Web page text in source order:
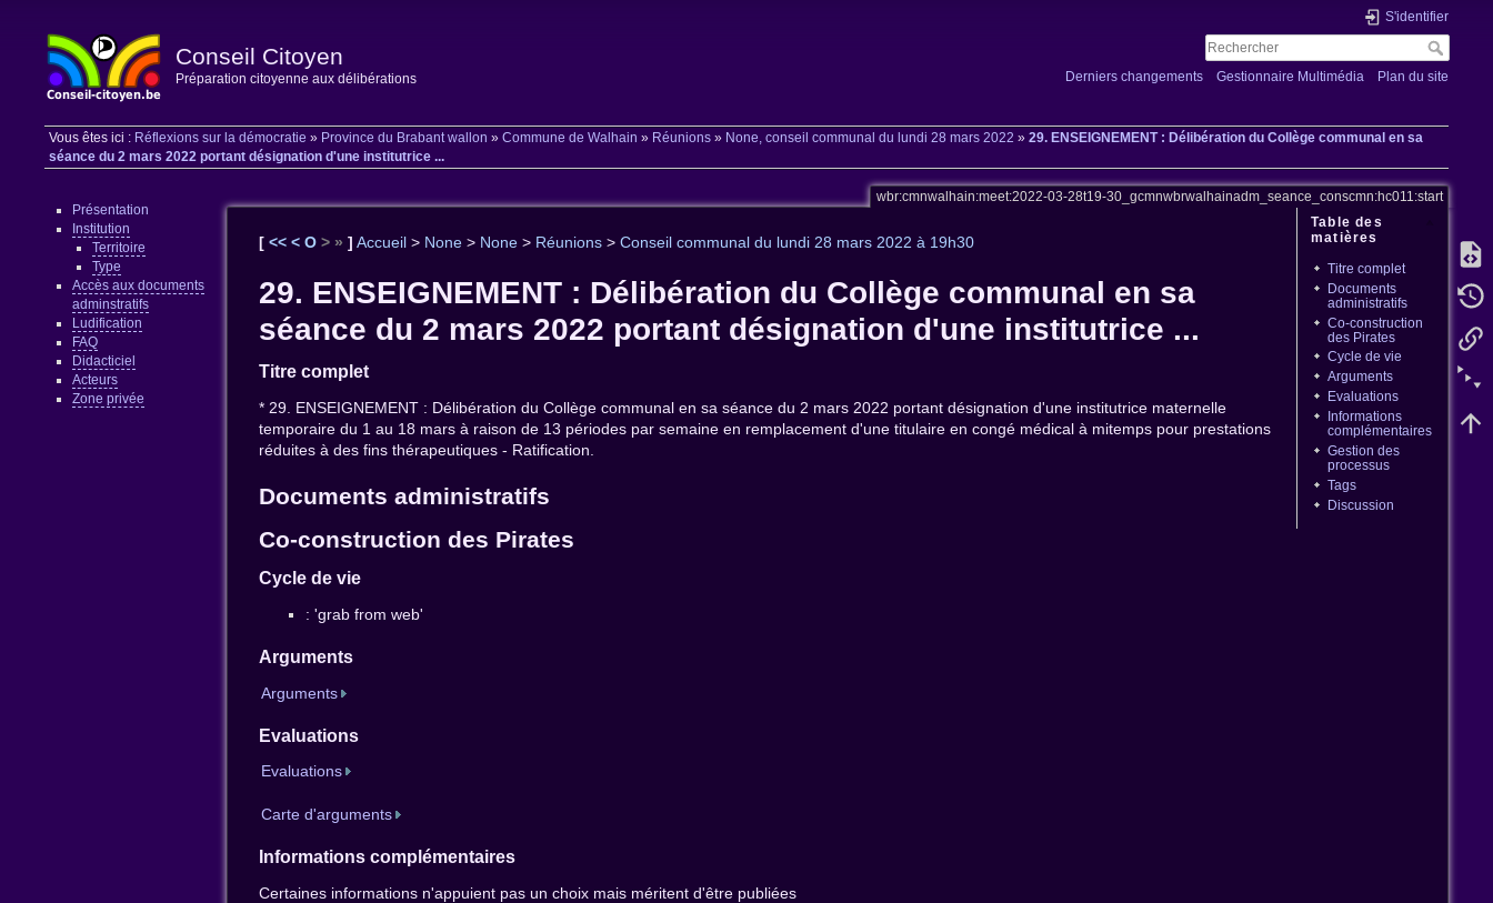
Conseil Citoyen
Préparation citoyenne aux délibérations
S'identifier
Derniers changements Gestionnaire Multimédia Plan du site
Vous êtes ici : Réflexions sur la démocratie » Province du Brabant wallon »Commune de Walhain » Réunions » None, conseil communal du lundi 28 mars 2022 »29. ENSEIGNEMENT : Délibération du Collège communal en sa
séance du 2 mars 2022 portant désignation d'une institutrice ...
Présentation
Institution
Territoire
Type
Accès aux documents
adminstratifs
Ludification
FAQ
Didacticiel
Acteurs
Zone privée
wbr:cmnwalhain:meet:2022-03-28t19-30_gcmnwbrwalhainadm_seance_conscmn:hc011:start
Table des
matières
Titre complet
Documents
administratifs
Co-construction
des Pirates
Cycle de vie
Arguments
Evaluations
Informations
complémentaires
Gestion des
processus
Tags
Discussion
[<<<O> »] Accueil > None > None > Réunions >Conseil communal du lundi 28 mars 2022 à 19h30
29. ENSEIGNEMENT : Délibération du Collège communal en sa
séance du 2 mars 2022 portant désignation d'une institutrice ...
Titre complet
* 29. ENSEIGNEMENT : Délibération du Collège communal en sa séance du 2 mars 2022 portant désignation d'une institutrice maternelle
temporaire du 1 au 18 mars à raison de 13 périodes par semaine en remplacement d'une titulaire en congé médical à mitemps pour prestations
réduites à des fins thérapeutiques - Ratification.
Documents administratifs
Co-construction des Pirates
Cycle de vie
: 'grab from web'
Arguments
Arguments
Evaluations
Evaluations
Carte d'arguments
Informations complémentaires
Certaines informations n'appuient pas un choix mais méritent d'être publiées